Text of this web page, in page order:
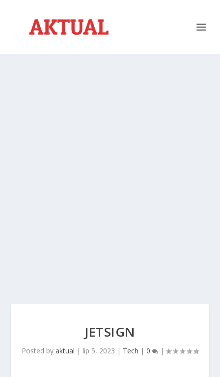
JETSIGN
Posted by aktual | lip 5, 2023 | Tech | 0 |